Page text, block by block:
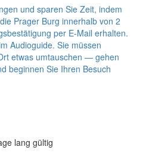
und sparen Sie Zeit, indem
Prager Burg innerhalb von 2
per E-Mail erhalten.
Audioguide. Sie müssen
etwas umtauschen — gehen
beginnen Sie Ihren Besuch
lang gültig